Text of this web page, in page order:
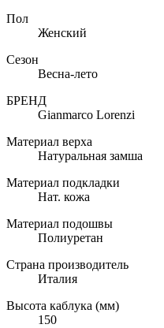
Пол
Женский
Сезон
Весна-лето
БРЕНД
Gianmarco Lorenzi
Материал верха
Натуральная замша
Материал подкладки
Нат. кожа
Материал подошвы
Полиуретан
Страна производитель
Италия
Высота каблука (мм)
150